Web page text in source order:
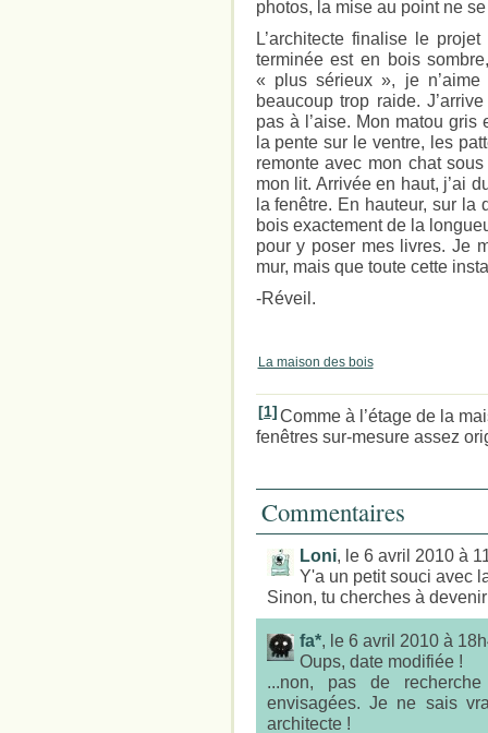
photos, la mise au point ne
L’architecte finalise le
terminée est en bois
« plus sérieux », je
beaucoup trop raide.
pas à l’aise. Mon matou
la pente sur le ventre, les
remonte avec mon chat
mon lit. Arrivée en haut, j’ai
la fenêtre. En hauteur, sur
bois exactement de la
pour y poser mes livres. Je
mur, mais que toute cette
-Réveil.
La maison des bois
[1] Comme à l’étage de la
fenêtres sur-mesure assez
Commentaires
Loni, le 6 avril 2010 à
Y'a un petit souci avec
Sinon, tu cherches à
fa*, le 6 avril 2010 à
Oups, date modifiée !
...non, pas de
envisagées. Je ne sais
architecte !